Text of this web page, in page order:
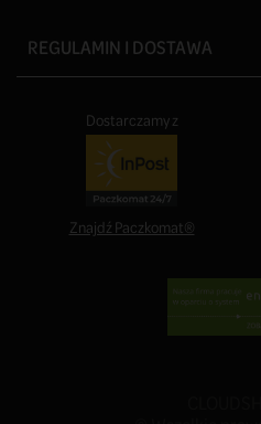
REGULAMIN I DOSTAWA
Dostarczamy z
Znajdź Paczkomat®